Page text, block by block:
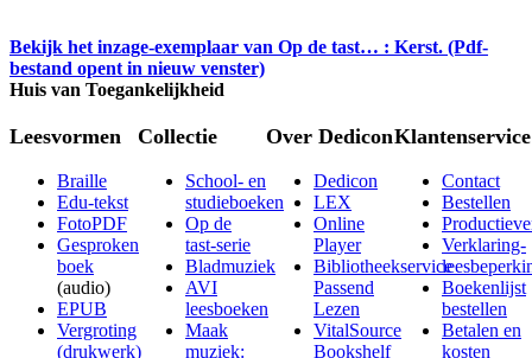
Bekijk het inzage-exemplaar van Op de tast… : Kerst. (Pdf-
bestand opent in nieuw venster)
Huis van Toegankelijkheid
Leesvormen
Braille
Edu-tekst
FotoPDF
Gesproken
boek
(audio)
EPUB
Vergroting
(drukwerk)
Collectie
School- en
studieboeken
Op de
tast-serie
Bladmuziek
AVI
leesboeken
Maak
muziek:
Over Dedicon
Dedicon
LEX
Online
Player
Bibliotheekservice
Passend
Lezen
VitalSource
Bookshelf
Klantenservice
Contact
Bestellen
Verklaring-
Boekenlijst
bestellen
Betalen en
kosten